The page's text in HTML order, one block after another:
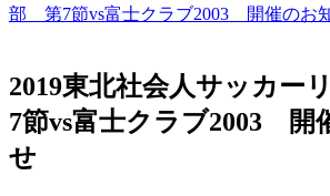
部 第7節vs富士クラブ2003 開催のお
2019東北社会人サッカー
7節vs富士クラブ2003 開
せ